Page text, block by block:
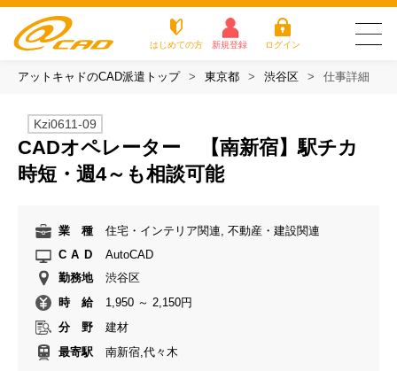
はじめての方 新規登録 ログイン
アットキャドが選ばれる3つの理由
お仕事を探す
お役立ちコラム
よくある質問
ばれる3つの理由
探す
ム
アットキャドのCAD派遣トップ 東京都 渋谷区 仕事詳細
Kzi0611-09
CADオペレーター 【南新宿】駅チカ
時短・週4～も相談可能
業 種
住宅・インテリア関連, 不動産・建設関連
CAD
AutoCAD
勤務地
渋谷区
時 給
1,950 ～ 2,150円
分 野
建材
最寄駅
南新宿,代々木